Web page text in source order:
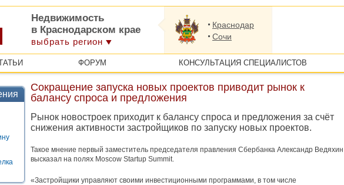
Недвижимость
в Краснодарском крае
выбрать регион
Краснодар
Сочи
ФОРУМ КОНСУЛЬТАЦИЯ СПЕЦИАЛИСТОВ
Сокращение запуска новых проектов приводит рынок к
балансу спроса и предложения
Рынок новостроек приходит к балансу спроса и предложения за счёт
снижения активности застройщиков по запуску новых проектов.
Такое мнение первый заместитель председателя правления Сбербанка Александр Ведяхин
высказал на полях Moscow Startup Summit.
«Застройщики управляют своими инвестиционными программами, в том числе